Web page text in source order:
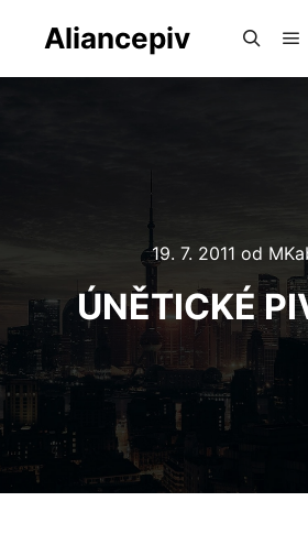
Aliancepiv
19. 7. 2011 od
ÚNĚTICKÉ